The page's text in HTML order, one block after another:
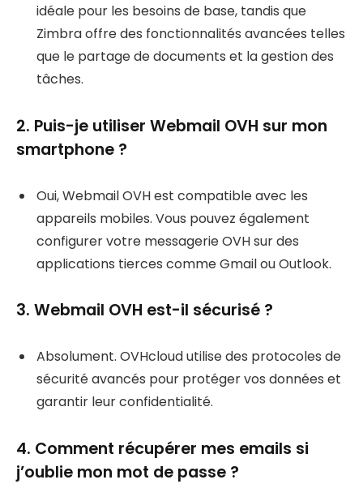
idéale pour les besoins de base, tandis que
Zimbra offre des fonctionnalités avancées telles
que le partage de documents et la gestion des
tâches.
2. Puis-je utiliser Webmail OVH sur mon
smartphone ?
Oui, Webmail OVH est compatible avec les
appareils mobiles. Vous pouvez également
configurer votre messagerie OVH sur des
applications tierces comme Gmail ou Outlook.
3. Webmail OVH est-il sécurisé ?
Absolument. OVHcloud utilise des protocoles de
sécurité avancés pour protéger vos données et
garantir leur confidentialité.
4. Comment récupérer mes emails si
j’oublie mon mot de passe ?